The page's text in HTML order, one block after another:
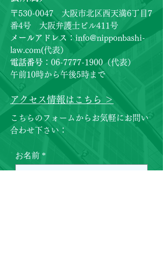
〒530-0047 大阪市北区西天満6丁目7
番4号 大阪弁護士ビル411号
メールアドレス ： info@nipponbashi-
law.com(代表）
電話番号 ：06-7777-1900（代表）
​午前10時から午後5時まで
アクセス情報はこちら ＞
こちらのフォームからお気軽にお問い
合わせ下さい：
お名前